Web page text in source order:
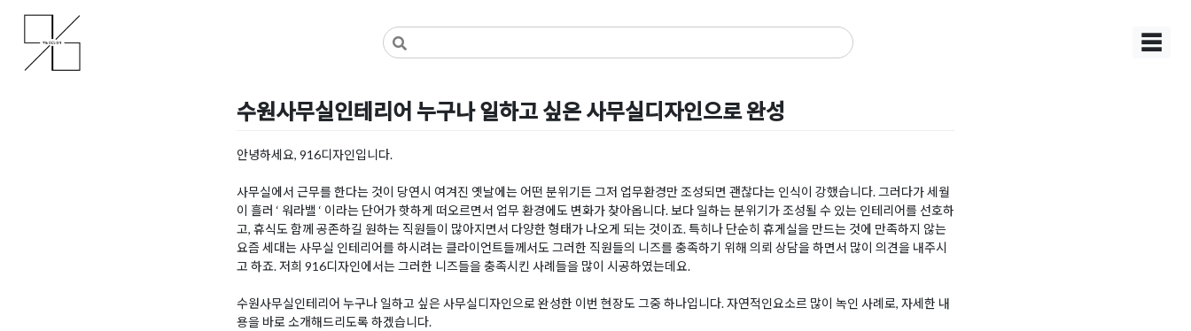
content
사무실인테리어 디자인 공사 비용견적 플랫폼
사무실인테리어 916
☰
수원사무실인테리어 누구나 일하고 싶은 사무실디자인으로 완성
Posted on2023년 8월 9일
안녕하세요, 916디자인입니다.
사무실에서 근무를 한다는 것이 당연시 여겨진 옛날에는 어떤 분위기든 그저 업무환경만 조성되면 괜찮다는 인식이 강했습니다. 그러다가 세월
이 흘러 ‘ 워라밸 ‘ 이라는 단어가 핫하게 떠오르면서 업무 환경에도 변화가 찾아옵니다. 보다 일하는 분위기가 조성될 수 있는 인테리어를 선호하
고, 휴식도 함께 공존하길 원하는 직원들이 많아지면서 다양한 형태가 나오게 되는 것이죠. 특히나 단순히 휴게실을 만드는 것에 만족하지 않는
요즘 세대는 사무실 인테리어를 하시려는 클라이언트들께서도 그러한 직원들의 니즈를 충족하기 위해 의뢰 상담을 하면서 많이 의견을 내주시
고 하죠. 저희 916디자인에서는 그러한 니즈들을 충족시킨 사례들을 많이 시공하였는데요.
수원사무실인테리어 누구나 일하고 싶은 사무실디자인으로 완성한 이번 현장도 그중 하나입니다. 자연적인요소르 많이 녹인 사례로, 자세한 내
용을 바로 소개해드리도록 하겠습니다.